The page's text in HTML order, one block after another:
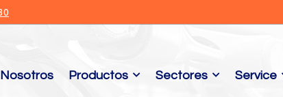
Nosotros Productos Sectores Service